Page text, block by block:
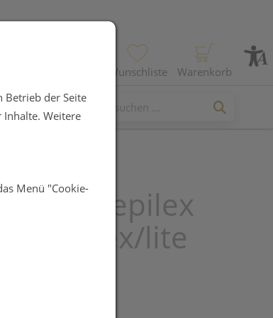
Wunschliste Warenkorb
Mepilex
flex/lite
Betrieb der Seite
Weitere
Menü "Cookie-